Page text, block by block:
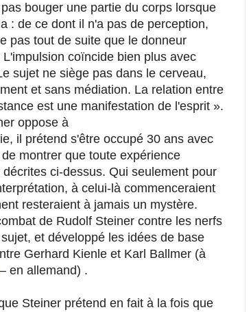
bouger une partie du corps lorsque
: de ce dont il n'a pas de perception,
pas tout de suite que le donneur
coïncide bien plus avec
sujet ne siège pas dans le cerveau,
et sans médiation. La relation entre
est une manifestation de l'esprit ».
oppose à
il prétend s'être occupé 30 ans avec
montrer que toute expérience
ci-dessus. Qui seulement pour
à celui-là commenceraient
resteraient à jamais un mystère.
de Rudolf Steiner contre les nerfs
et développé les idées de base
Gerhard Kienle et Karl Ballmer (à
– en allemand) .
Steiner prétend en fait à la fois que